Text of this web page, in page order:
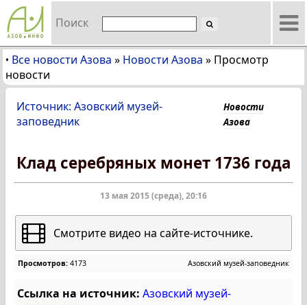
Поиск
• Все новости Азова » Новости Азова » Просмотр
новости
Источник: Азовский музей-
заповедник
Новости
Азова
Клад серебряных монет 1736 года
13 мая 2015 (среда), 20:16
Смотрите видео на сайте-источнике.
Просмотров: 4173 Азовский музей-заповедник
Ссылка на источник: Азовский музей-